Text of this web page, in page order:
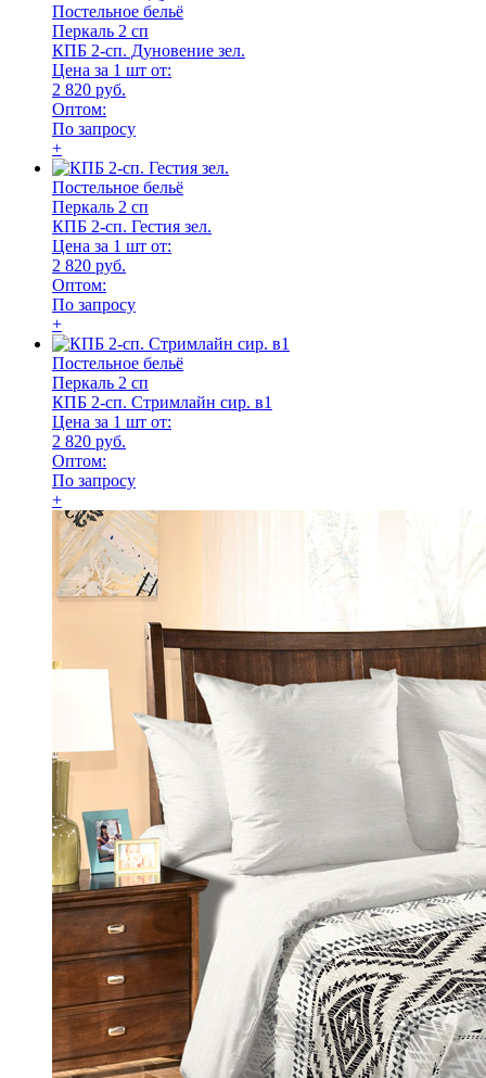
Постельное бельё
Перкаль 2 сп
КПБ 2-сп. Дуновение зел.
Цена за 1 шт от:
2 820 руб.
Оптом:
По запросу
+
Постельное бельё
Перкаль 2 сп
КПБ 2-сп. Гестия зел.
Цена за 1 шт от:
2 820 руб.
Оптом:
По запросу
+
Постельное бельё
Перкаль 2 сп
КПБ 2-сп. Стримлайн сир. в1
Цена за 1 шт от:
2 820 руб.
Оптом:
По запросу
+